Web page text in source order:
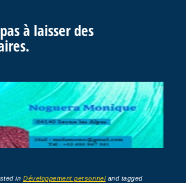
à laisser des
inDéveloppement personneland tagged